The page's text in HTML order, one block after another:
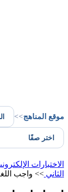
موقع المناهج>>
الاختبارات
الثاني >> واجب